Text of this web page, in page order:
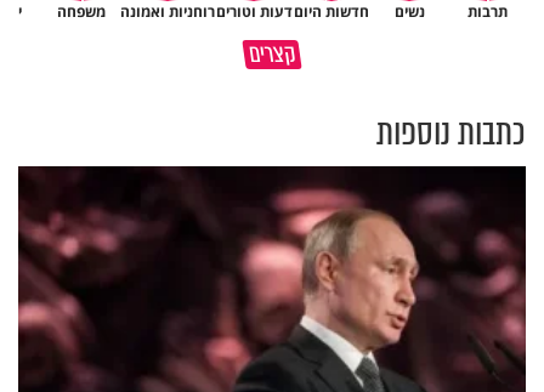
תרבות נשים חדשות היוםדעות וטוריםרוחניות ואמונה משפחה
קצריםמדוע האמונה נמשלה למלח?
גם ׳הרע׳ זה הרחמים של בורא
כתבות נוספות